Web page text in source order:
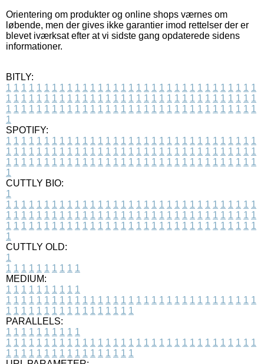
Orientering om produkter og online shops værnes om
løbende, men der gives ikke garantier imod rettelser der er
blevet iværksat efter at vi sidste gang opdaterede sidens
informationer.
BITLY:
1 1 1 1 1 1 1 1 1 1 1 1 1 1 1 1 1 1 1 1 1 1 1 1 1 1 1 1 1 1 1 1 1
1 1 1 1 1 1 1 1 1 1 1 1 1 1 1 1 1 1 1 1 1 1 1 1 1 1 1 1 1 1 1 1 1
1 1 1 1 1 1 1 1 1 1 1 1 1 1 1 1 1 1 1 1 1 1 1 1 1 1 1 1 1 1 1 1 1
1
SPOTIFY:
1 1 1 1 1 1 1 1 1 1 1 1 1 1 1 1 1 1 1 1 1 1 1 1 1 1 1 1 1 1 1 1 1
1 1 1 1 1 1 1 1 1 1 1 1 1 1 1 1 1 1 1 1 1 1 1 1 1 1 1 1 1 1 1 1 1
1 1 1 1 1 1 1 1 1 1 1 1 1 1 1 1 1 1 1 1 1 1 1 1 1 1 1 1 1 1 1 1 1
1
CUTTLY BIO:
1
1 1 1 1 1 1 1 1 1 1 1 1 1 1 1 1 1 1 1 1 1 1 1 1 1 1 1 1 1 1 1 1 1
1 1 1 1 1 1 1 1 1 1 1 1 1 1 1 1 1 1 1 1 1 1 1 1 1 1 1 1 1 1 1 1 1
1 1 1 1 1 1 1 1 1 1 1 1 1 1 1 1 1 1 1 1 1 1 1 1 1 1 1 1 1 1 1 1 1
1
CUTTLY OLD:
1
1 1 1 1 1 1 1 1 1 1
MEDIUM:
1 1 1 1 1 1 1 1 1 1
1 1 1 1 1 1 1 1 1 1 1 1 1 1 1 1 1 1 1 1 1 1 1 1 1 1 1 1 1 1 1 1 1
1 1 1 1 1 1 1 1 1 1 1 1 1 1 1 1 1
PARALLELS:
1 1 1 1 1 1 1 1 1 1
1 1 1 1 1 1 1 1 1 1 1 1 1 1 1 1 1 1 1 1 1 1 1 1 1 1 1 1 1 1 1 1 1
1 1 1 1 1 1 1 1 1 1 1 1 1 1 1 1 1